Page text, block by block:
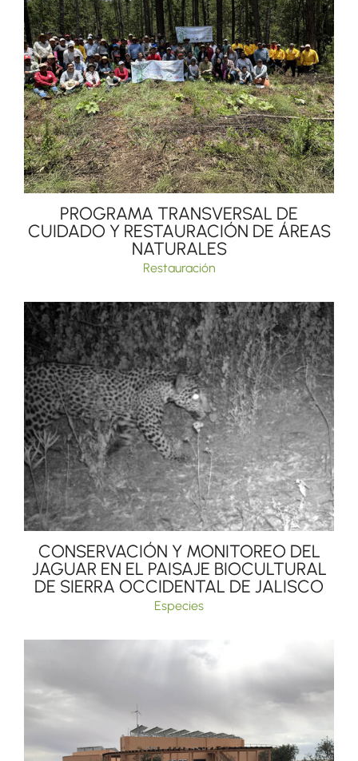
PROGRAMA TRANSVERSAL DE
CUIDADO Y RESTAURACIÓN DE ÁREAS
NATURALES
Restauración
CONSERVACIÓN Y MONITOREO DEL
JAGUAR EN EL PAISAJE BIOCULTURAL
DE SIERRA OCCIDENTAL DE JALISCO
Especies